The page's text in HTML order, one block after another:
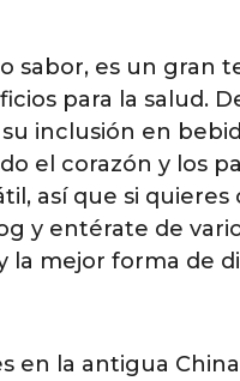
sabor, es un gran
para la salud.
inclusión en
el corazón y los
así que si
y entérate de
la mejor forma de
en la antigua